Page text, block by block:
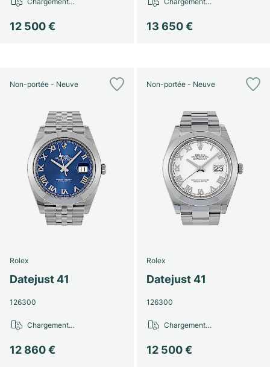
12 500 € 13 650 €
Non-portée - Neuve
Rolex
Datejust 41
126300
12 860 €
Chargement…
Non-portée - Neuve
Rolex
Datejust 41
126300
12 500 €
Chargement…